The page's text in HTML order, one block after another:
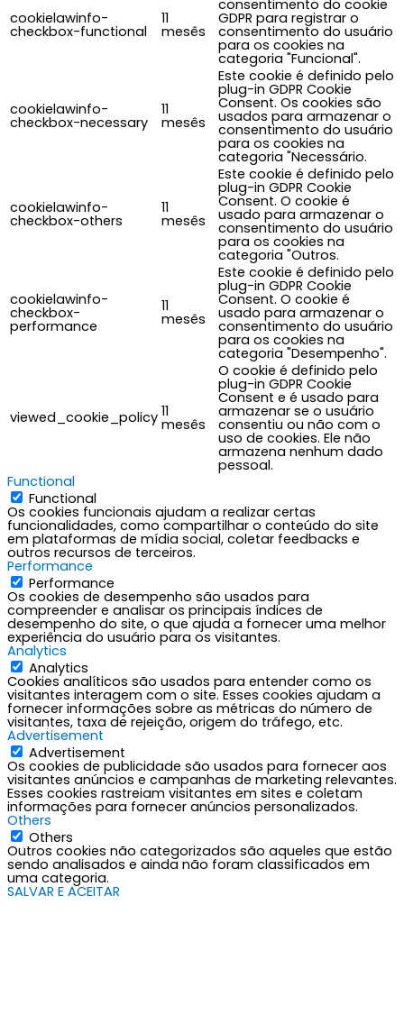
cookielawinfo-
checkbox-functional
11
mesês
consentimento do cookie
GDPR para registrar o
consentimento do usuário
para os cookies na
categoria "Funcional".
cookielawinfo-
checkbox-necessary
11
mesês
Este cookie é definido pelo
plug-in GDPR Cookie
Consent. Os cookies são
usados para armazenar o
consentimento do usuário
para os cookies na
categoria "Necessário.
cookielawinfo-
checkbox-others
11
mesês
Este cookie é definido pelo
plug-in GDPR Cookie
Consent. O cookie é
usado para armazenar o
consentimento do usuário
para os cookies na
categoria "Outros.
cookielawinfo-
checkbox-
performance
11
mesês
Este cookie é definido pelo
plug-in GDPR Cookie
Consent. O cookie é
usado para armazenar o
consentimento do usuário
para os cookies na
categoria "Desempenho".
viewed_cookie_policy 11
mesês
O cookie é definido pelo
plug-in GDPR Cookie
Consent e é usado para
armazenar se o usuário
consentiu ou não com o
uso de cookies. Ele não
armazena nenhum dado
pessoal.
Functional
Functional
Os cookies funcionais ajudam a realizar certas
funcionalidades, como compartilhar o conteúdo do site
em plataformas de mídia social, coletar feedbacks e
outros recursos de terceiros.
Performance
Performance
Os cookies de desempenho são usados para
compreender e analisar os principais índices de
desempenho do site, o que ajuda a fornecer uma melhor
experiência do usuário para os visitantes.
Analytics
Analytics
Cookies analíticos são usados para entender como os
visitantes interagem com o site. Esses cookies ajudam a
fornecer informações sobre as métricas do número de
visitantes, taxa de rejeição, origem do tráfego, etc.
Advertisement
Advertisement
Os cookies de publicidade são usados para fornecer aos
visitantes anúncios e campanhas de marketing relevantes.
Esses cookies rastreiam visitantes em sites e coletam
informações para fornecer anúncios personalizados.
Others
Others
Outros cookies não categorizados são aqueles que estão
sendo analisados e ainda não foram classificados em
uma categoria.
SALVAR E ACEITAR